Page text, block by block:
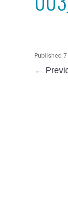
Published 7
←